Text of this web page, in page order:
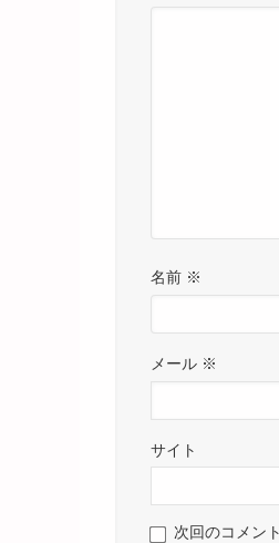
名前 ※
メール ※
サイト
次回のコメン